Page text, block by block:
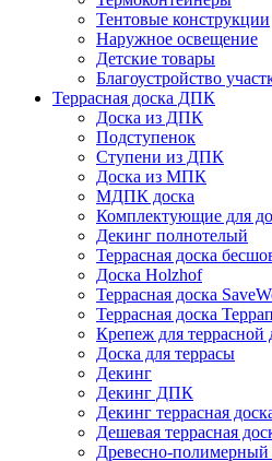
Тентовые конструкции
Наружное освещение
Детские товары
Благоустройство
Террасная доска ДПК
Доска из ДПК
Подступенок
Ступени из ДПК
Доска из МПК
МДПК доска
Комплектующие для
Декинг полнотелый
Террасная доска
Доска Holzhof
Террасная доска
Террасная доска
Крепеж для террасной
Доска для террасы
Декинг
Декинг ДПК
Декинг террасная
Дешевая террасная
Древесно-полимерный